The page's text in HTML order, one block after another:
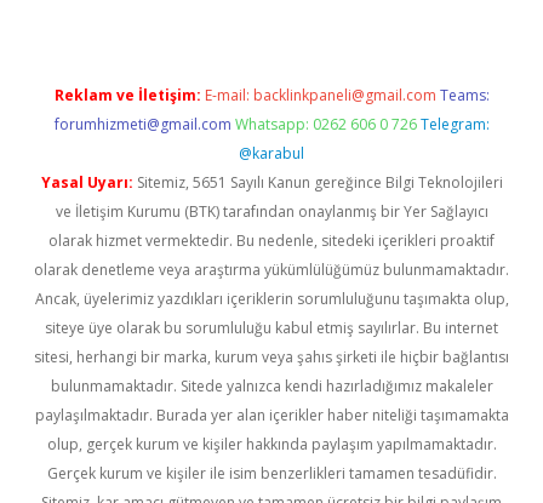
Reklam ve İletişim: E-mail: backlinkpaneli@gmail.com Teams:
forumhizmeti@gmail.com Whatsapp: 0262 606 0 726 Telegram:
@karabul
Yasal Uyarı: Sitemiz, 5651 Sayılı Kanun gereğince Bilgi Teknolojileri
ve İletişim Kurumu (BTK) tarafından onaylanmış bir Yer Sağlayıcı
olarak hizmet vermektedir. Bu nedenle, sitedeki içerikleri proaktif
olarak denetleme veya araştırma yükümlülüğümüz bulunmamaktadır.
Ancak, üyelerimiz yazdıkları içeriklerin sorumluluğunu taşımakta olup,
siteye üye olarak bu sorumluluğu kabul etmiş sayılırlar. Bu internet
sitesi, herhangi bir marka, kurum veya şahıs şirketi ile hiçbir bağlantısı
bulunmamaktadır. Sitede yalnızca kendi hazırladığımız makaleler
paylaşılmaktadır. Burada yer alan içerikler haber niteliği taşımamakta
olup, gerçek kurum ve kişiler hakkında paylaşım yapılmamaktadır.
Gerçek kurum ve kişiler ile isim benzerlikleri tamamen tesadüfidir.